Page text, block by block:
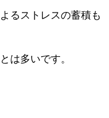
るストレスの蓄積も
は多いです。